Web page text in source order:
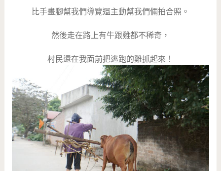
比手畫腳幫我們導覽還主動幫我們倆拍合照。
然後走在路上有牛跟雞都不稀奇，
村民還在我面前把逃跑的雞抓起來！